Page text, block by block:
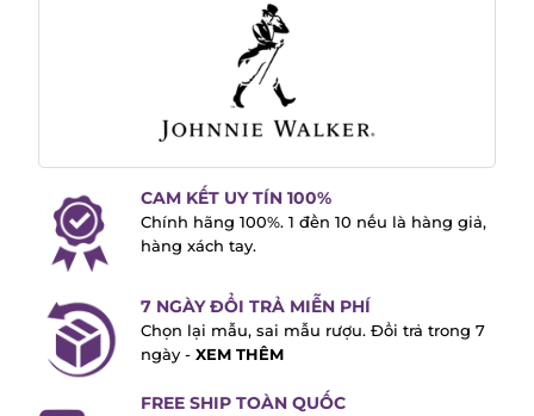
CAM KẾT UY TÍN 100%
Chính hãng 100%. 1 đền 10 nếu là hàng giả,
hàng xách tay.
7 NGÀY ĐỔI TRẢ MIỄN PHÍ
Chọn lại mẫu, sai mẫu rượu. Đổi trả trong 7
ngày -XEM THÊM
FREE SHIP TOÀN QUỐC